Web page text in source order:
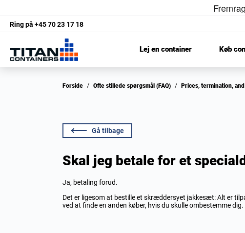
Ring på +45 70 23 17 18
Lej en container Køb
Forside / Ofte stillede spørgsmål (FAQ) / Prices, termination,
Gå tilbage
Skal jeg betale for et
Ja, betaling forud.
Det er ligesom at bestille et skræddersyet jakkesæt: Alt er
ved at finde en anden køber, hvis du skulle ombestemme dig.